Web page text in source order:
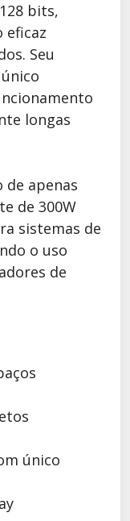
bits,
eficaz
Seu
longas
de apenas
de 300W
sistemas de
o uso
de
único